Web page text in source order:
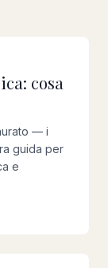
cosa
— i
guida per
e